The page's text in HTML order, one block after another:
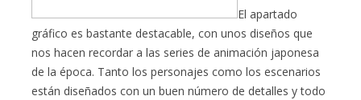
El apartado
gráfico es bastante destacable, con unos diseños que
nos hacen recordar a las series de animación japonesa
de la época. Tanto los personajes como los escenarios
están diseñados con un buen número de detalles y todo